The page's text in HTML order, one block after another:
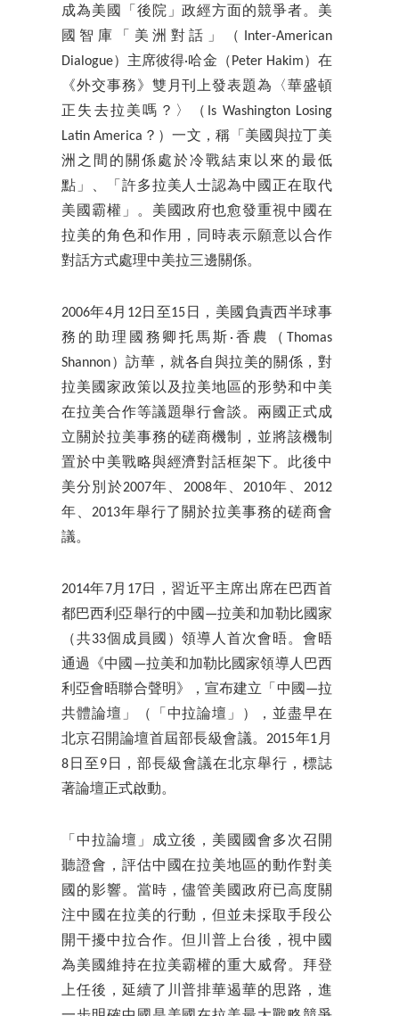
成為美國「後院」政經方面的競爭者。美
國智庫「美洲對話」（Inter-American
Dialogue）主席彼得·哈金（Peter Hakim）在
《外交事務》雙月刊上發表題為〈華盛頓
正失去拉美嗎？〉（Is Washington Losing
Latin America？）一文，稱「美國與拉丁美
洲之間的關係處於冷戰結束以來的最低
點」、「許多拉美人士認為中國正在取代
美國霸權」。美國政府也愈發重視中國在
拉美的角色和作用，同時表示願意以合作
對話方式處理中美拉三邊關係。
2006年4月12日至15日，美國負責西半球事
務的助理國務卿托馬斯·香農（Thomas
Shannon）訪華，就各自與拉美的關係，對
拉美國家政策以及拉美地區的形勢和中美
在拉美合作等議題舉行會談。兩國正式成
立關於拉美事務的磋商機制，並將該機制
置於中美戰略與經濟對話框架下。此後中
美分別於2007年、2008年、2010年、2012
年、2013年舉行了關於拉美事務的磋商會
議。
2014年7月17日，習近平主席出席在巴西首
都巴西利亞舉行的中國—拉美和加勒比國家
（共33個成員國）領導人首次會晤。會晤
通過《中國—拉美和加勒比國家領導人巴西
利亞會晤聯合聲明》，宣布建立「中國—拉
共體論壇」（「中拉論壇」），並盡早在
北京召開論壇首屆部長級會議。2015年1月
8日至9日，部長級會議在北京舉行，標誌
著論壇正式啟動。
「中拉論壇」成立後，美國國會多次召開
聽證會，評估中國在拉美地區的動作對美
國的影響。當時，儘管美國政府已高度關
注中國在拉美的行動，但並未採取手段公
開干擾中拉合作。但川普上台後，視中國
為美國維持在拉美霸權的重大威脅。拜登
上任後，延續了川普排華遏華的思路，進